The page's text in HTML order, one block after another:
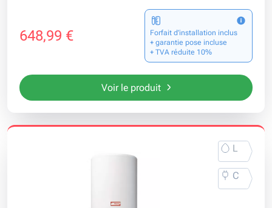
648,99 €
Forfait d’installation inclus
+ garantie pose incluse
+ TVA réduite 10%
Voir le produit
L
C